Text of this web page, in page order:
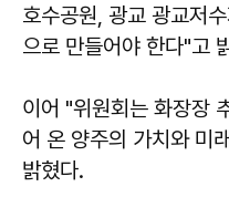
호수공원, 광교 광교저
으로 만들어야 한다"고
이어 "위원회는 화장장
어 온 양주의 가치와 미
밝혔다.